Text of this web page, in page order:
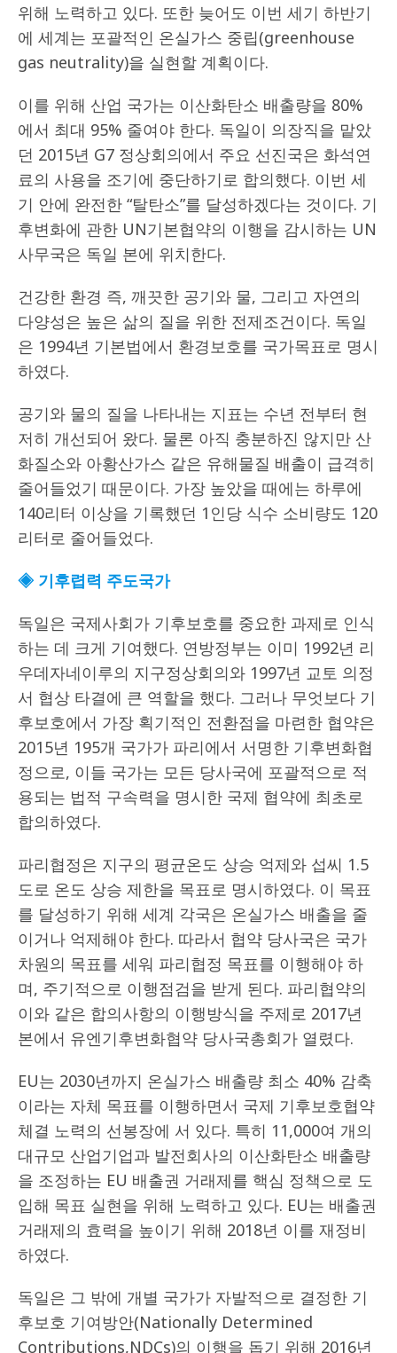
위해 노력하고 있다. 또한 늦어도 이번 세기 하반기
에 세계는 포괄적인 온실가스 중립(greenhouse
gas neutrality)을 실현할 계획이다.
이를 위해 산업 국가는 이산화탄소 배출량을 80%
에서 최대 95% 줄여야 한다. 독일이 의장직을 맡았
던 2015년 G7 정상회의에서 주요 선진국은 화석연
료의 사용을 조기에 중단하기로 합의했다. 이번 세
기 안에 완전한 “탈탄소”를 달성하겠다는 것이다. 기
후변화에 관한 UN기본협약의 이행을 감시하는 UN
사무국은 독일 본에 위치한다.
건강한 환경 즉, 깨끗한 공기와 물, 그리고 자연의
다양성은 높은 삶의 질을 위한 전제조건이다. 독일
은 1994년 기본법에서 환경보호를 국가목표로 명시
하였다.
공기와 물의 질을 나타내는 지표는 수년 전부터 현
저히 개선되어 왔다. 물론 아직 충분하진 않지만 산
화질소와 아황산가스 같은 유해물질 배출이 급격히
줄어들었기 때문이다. 가장 높았을 때에는 하루에
140리터 이상을 기록했던 1인당 식수 소비량도 120
리터로 줄어들었다.
◈ 기후렵력 주도국가
독일은 국제사회가 기후보호를 중요한 과제로 인식
하는 데 크게 기여했다. 연방정부는 이미 1992년 리
우데자네이루의 지구정상회의와 1997년 교토 의정
서 협상 타결에 큰 역할을 했다. 그러나 무엇보다 기
후보호에서 가장 획기적인 전환점을 마련한 협약은
2015년 195개 국가가 파리에서 서명한 기후변화협
정으로, 이들 국가는 모든 당사국에 포괄적으로 적
용되는 법적 구속력을 명시한 국제 협약에 최초로
합의하였다.
파리협정은 지구의 평균온도 상승 억제와 섭씨 1.5
도로 온도 상승 제한을 목표로 명시하였다. 이 목표
를 달성하기 위해 세계 각국은 온실가스 배출을 줄
이거나 억제해야 한다. 따라서 협약 당사국은 국가
차원의 목표를 세워 파리협정 목표를 이행해야 하
며, 주기적으로 이행점검을 받게 된다. 파리협약의
이와 같은 합의사항의 이행방식을 주제로 2017년
본에서 유엔기후변화협약 당사국총회가 열렸다.
EU는 2030년까지 온실가스 배출량 최소 40% 감축
이라는 자체 목표를 이행하면서 국제 기후보호협약
체결 노력의 선봉장에 서 있다. 특히 11,000여 개의
대규모 산업기업과 발전회사의 이산화탄소 배출량
을 조정하는 EU 배출권 거래제를 핵심 정책으로 도
입해 목표 실현을 위해 노력하고 있다. EU는 배출권
거래제의 효력을 높이기 위해 2018년 이를 재정비
하였다.
독일은 그 밖에 개별 국가가 자발적으로 결정한 기
후보호 기여방안(Nationally Determined
Contributions,NDCs)의 이행을 돕기 위해 2016년